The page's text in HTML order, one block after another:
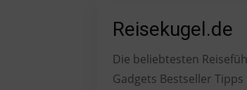
Reisekugel.de
Die beliebtesten
Gadgets Bestseller